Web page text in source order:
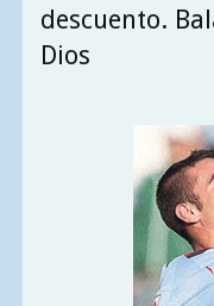
descuento.
Dios